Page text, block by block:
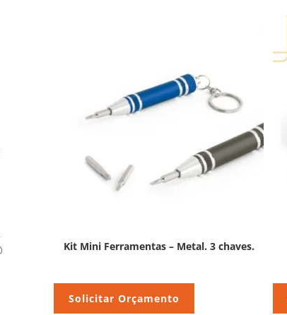
Kit Mini Ferramentas – Metal. 3 chaves.
Solicitar Orçamento